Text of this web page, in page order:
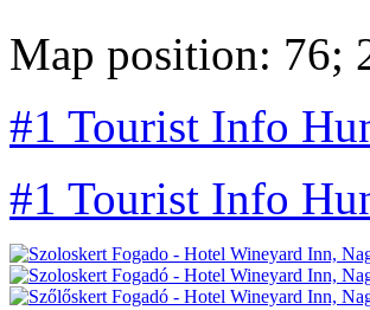
Map position: 76;
#1 Tourist Info
#1 Tourist Info